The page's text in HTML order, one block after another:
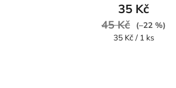
35 Kč
45 Kč
(–22 %)
Měrná
35 Kč / 1 ks